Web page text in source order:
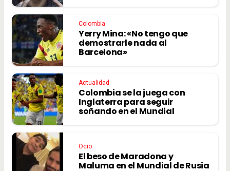
Colombia
Yerry Mina: «No tengo que
demostrarle nada al
Barcelona»
Actualidad
Colombia se la juega con
Inglaterra para seguir
soñando en el Mundial
Ocio
El beso de Maradona y
Maluma en el Mundial de Rusia